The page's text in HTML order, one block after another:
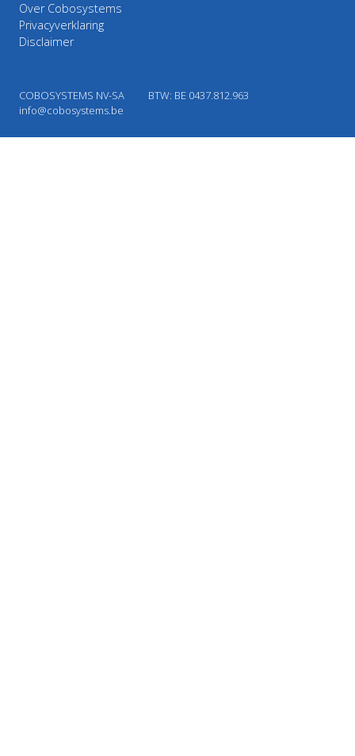
Over Cobosystems
Privacyverklaring
Disclaimer
COBOSYSTEMS NV-SA
BTW: BE 0437.812.963
info@cobosystems.be